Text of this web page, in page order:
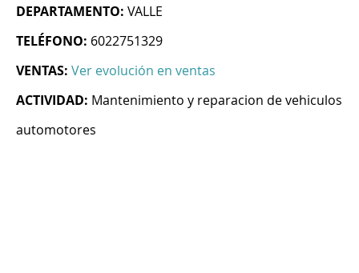
DEPARTAMENTO: VALLE
TELÉFONO: 6022751329
VENTAS: Ver evolución en ventas
ACTIVIDAD: Mantenimiento y reparacion de vehiculos
automotores